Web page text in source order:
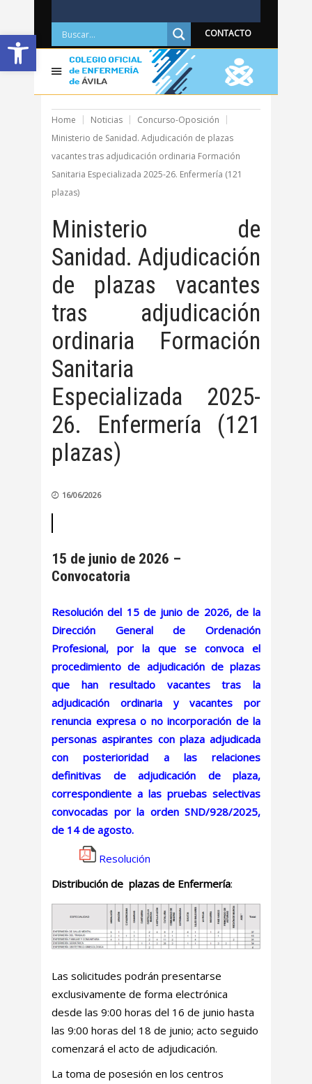
Abrir barra de herramientas CONTACTO
Home Noticias
Concurso-Oposición
Ministerio de Sanidad. Adjudicación de plazas
vacantes tras adjudicación ordinaria Formación
Sanitaria Especializada 2025-26. Enfermería (121
plazas)
Ministerio de
Sanidad. Adjudicación
de plazas vacantes
tras adjudicación
ordinaria Formación
Sanitaria
Especializada 2025-
26. Enfermería (121
plazas)
16/06/2026
15 de junio de 2026 –
Convocatoria
Resolución del 15 de junio de 2026, de la
Dirección General de Ordenación
Profesional, por la que se convoca el
procedimiento de adjudicación de plazas
que han resultado vacantes tras la
adjudicación ordinaria y vacantes por
renuncia expresa o no incorporación de la
personas aspirantes con plaza adjudicada
con posterioridad a las relaciones
definitivas de adjudicación de plaza,
correspondiente a las pruebas selectivas
convocadas por la orden SND/928/2025,
de 14 de agosto.
Resolución
Distribución de plazas de Enfermería:
Las solicitudes podrán presentarse
exclusivamente de forma electrónica
desde las 9:00 horas del 16 de junio hasta
las 9:00 horas del 18 de junio; acto seguido
comenzará el acto de adjudicación.
La toma de posesión en los centros